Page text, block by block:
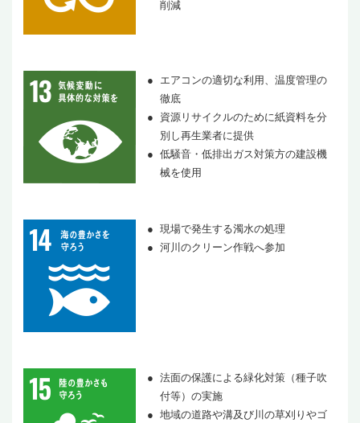
削減
エアコンの適切な利用、温度管理の
徹底
資源リサイクルのために紙資料を分
別し再生業者に提供
低騒音・低排出ガス対策方の建設機
械を使用
現場で発生する濁水の処理
河川のクリーン作戦へ参加
法面の保護による緑化対策（種子吹
付等）の実施
地域の道路や溝及び川の草刈りやゴ